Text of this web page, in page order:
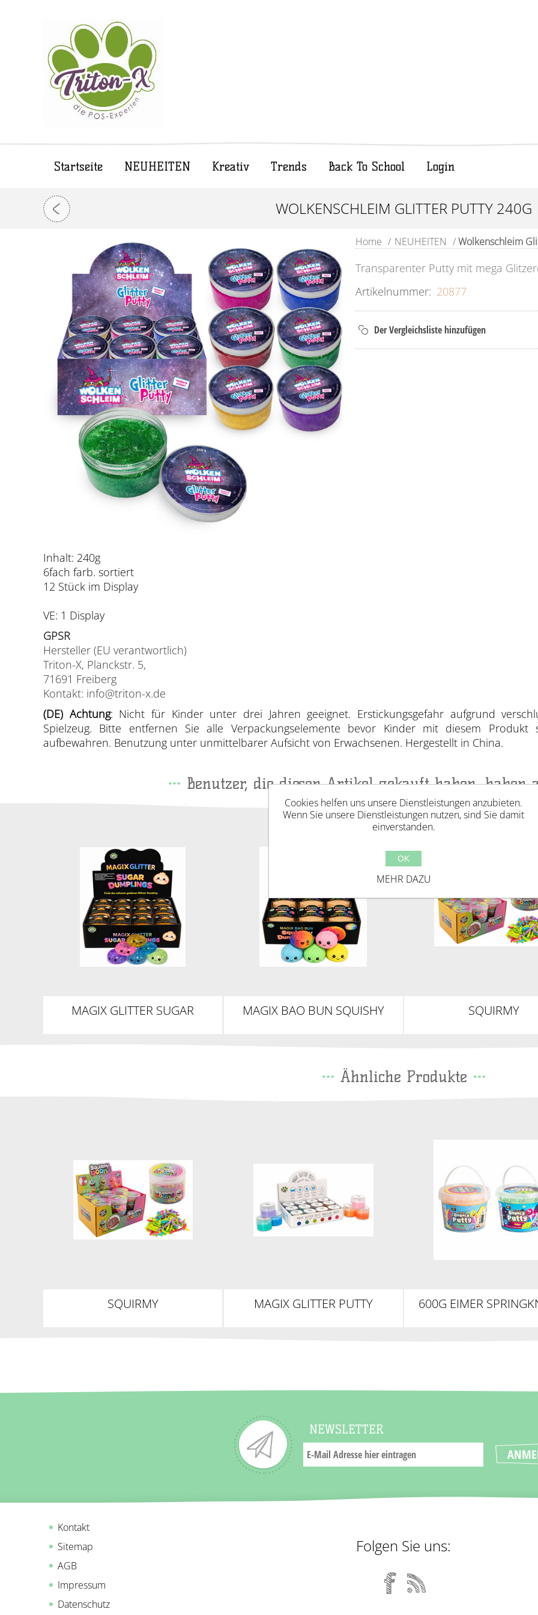
Startseite NEUHEITEN Kreativ Trends Back To School Login
WOLKENSCHLEIM GLITTER PUTTY 240G
Home / NEUHEITEN /Wolkenschleim
Transparenter Putty mit mega
Artikelnummer: 20877
Inhalt: 240g
6fach farb. sortiert
12 Stück im Display
VE: 1 Display
GPSR
Hersteller (EU verantwortlich)
Triton-X, Planckstr. 5,
71691 Freiberg
Kontakt: info@triton-x.de
(DE) Achtung: Nicht für Kinder unter drei Jahren geeignet. Erstickungsgefahr aufgrund
Spielzeug. Bitte entfernen Sie alle Verpackungselemente bevor Kinder mit diesem Produkt
aufbewahren. Benutzung unter unmittelbarer Aufsicht von Erwachsenen. Hergestellt in China.
Benutzer, die diesen Artikel gekauft haben, haben
MAGIX GLITTER SUGAR
MAGIX BAO BUN SQUISHY
SQUIRMY
Ähnliche Produkte
SQUIRMY
MAGIX GLITTER PUTTY
600G EIMER
NEWSLETTER
Kontakt
Sitemap
AGB
Impressum
Datenschutz
Folgen Sie uns:
Cookies helfen uns unsere Dienstleistungen anzubieten.
Wenn Sie unsere Dienstleistungen nutzen, sind Sie damit
einverstanden.
OK
MEHR DAZU